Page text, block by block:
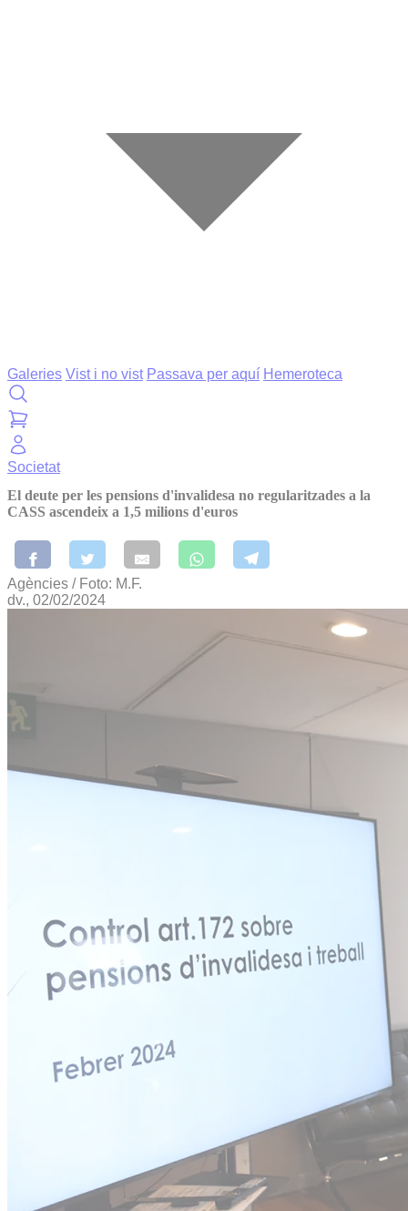
Galeries Vist i no vist Passava per aquí Hemeroteca
Societat
El deute per les pensions d'invalidesa no regularitzades a la
CASS ascendeix a 1,5 milions d'euros
Agències / Foto: M.F.
dv., 02/02/2024